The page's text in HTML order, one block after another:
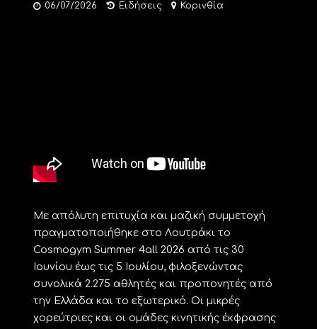
06/07/2026 Ειδήσεις Κορινθία
Με απόλυτη επιτυχία και μαζική συμμετοχή
πραγματοποιήθηκε στο Λουτράκι το
Cosmogym Summer 4all 2026 από τις 30
Ιουνίου έως τις 5 Ιουλίου, φιλοξενώντας
συνολικά 2.275 αθλητές και προπονητές από
την Ελλάδα και το εξωτερικό. Οι μικρές
χορεύτριες και οι ομάδες κινητικής έκφρασης